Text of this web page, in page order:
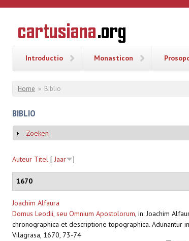
CARTUSIANA
Geschiedenis
van de
Introductio Monasticon
U bent hier
Home » Biblio
BIBLIO
Weergeven
Zoeken
Auteur Titel [ Jaar ]
1670
Joachim Alfaura
Domus Leodii, seu Omnium Apostolorum, in: Joachim
chronographica et descriptione topographica. Adunantur
Vilagrasa, 1670, 73-74